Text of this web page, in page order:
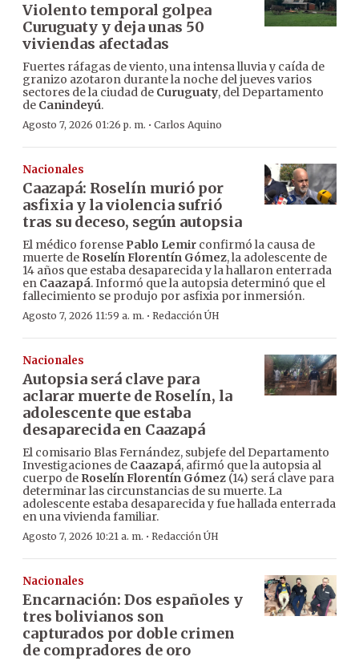
Violento temporal golpea
Curuguaty y deja unas 50
viviendas afectadas
Fuertes ráfagas de viento, una intensa lluvia y caída de
granizo azotaron durante la noche del jueves varios
sectores de la ciudad de Curuguaty, del Departamento
de Canindeyú.
Agosto 7, 2026 01:26 p. m. · Carlos Aquino
Nacionales
Caazapá: Roselín murió por
asfixia y la violencia sufrió
tras su deceso, según autopsia
El médico forense Pablo Lemir confirmó la causa de
muerte de Roselín Florentín Gómez, la adolescente de
14 años que estaba desaparecida y la hallaron enterrada
en Caazapá. Informó que la autopsia determinó que el
fallecimiento se produjo por asfixia por inmersión.
Agosto 7, 2026 11:59 a. m. · Redacción ÚH
Nacionales
Autopsia será clave para
aclarar muerte de Roselín, la
adolescente que estaba
desaparecida en Caazapá
El comisario Blas Fernández, subjefe del Departamento
Investigaciones de Caazapá, afirmó que la autopsia al
cuerpo de Roselín Florentín Gómez (14) será clave para
determinar las circunstancias de su muerte. La
adolescente estaba desaparecida y fue hallada enterrada
en una vivienda familiar.
Agosto 7, 2026 10:21 a. m. · Redacción ÚH
Nacionales
Encarnación: Dos españoles y
tres bolivianos son
capturados por doble crimen
de compradores de oro